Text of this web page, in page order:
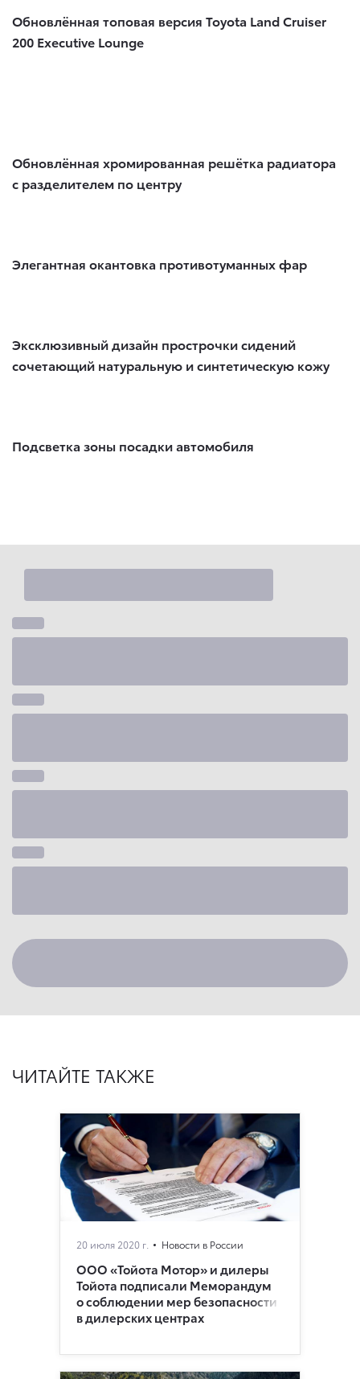
Обновлённая топовая версия Toyota Land Cruiser
200 Executive Lounge
Обновлённая хромированная решётка радиатора
с разделителем по центру
Элегантная окантовка противотуманных фар
Эксклюзивный дизайн прострочки сидений
сочетающий натуральную и синтетическую кожу
Подсветка зоны посадки автомобиля
ЧИТАЙТЕ ТАКЖЕ
20 июля 2020 г. Новости в России
ООО «Тойота Мотор» и дилеры
Тойота подписали Меморандум
о соблюдении мер безопасности
в дилерских центрах